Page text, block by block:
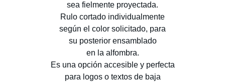
sea fielmente proyectada.
Rulo cortado individualmente
según el color solicitado, para
su posterior ensamblado
en la alfombra.
Es una opción accesible y perfecta
para logos o textos de baja